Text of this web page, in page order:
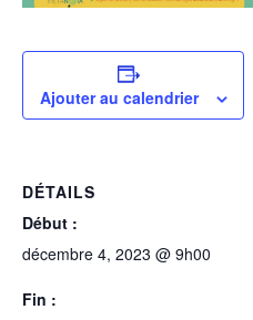
Ajouter au calendrier
DÉTAILS
Début :
décembre 4, 2023 @ 9h00
Fin :